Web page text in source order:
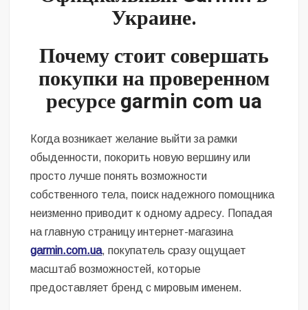
Безугла закликає валити Сирського
сучасну моду
Командувач ВМС Неїжпапа закликав не дестабілізувати ситуацію
навколо керівництва армії
Украине.
Почему стоит совершать
покупки на проверенном
ресурсе garmin com ua
Когда возникает желание выйти за рамки
обыденности, покорить новую вершину или
просто лучше понять возможности
собственного тела, поиск надежного помощника
неизменно приводит к одному адресу. Попадая
на главную страницу интернет-магазина
garmin.com.ua, покупатель сразу ощущает
масштаб возможностей, которые
предоставляет бренд с мировым именем.